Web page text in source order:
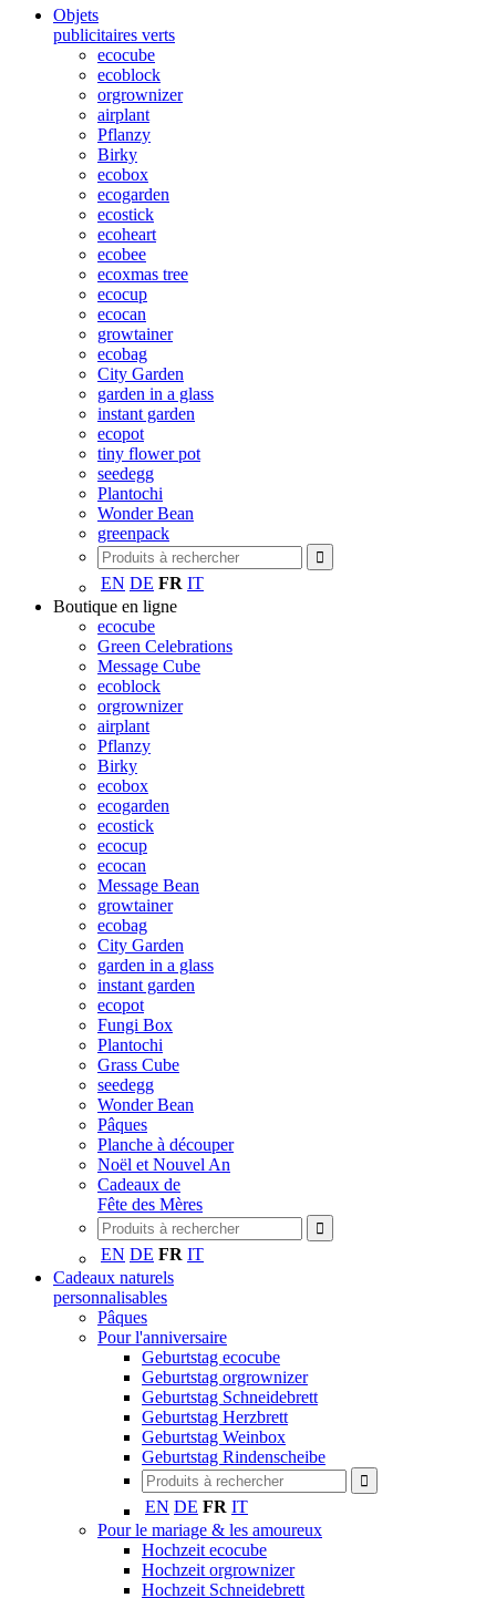
Objets
publicitaires verts
ecocube
ecoblock
orgrownizer
airplant
Pflanzy
Birky
ecobox
ecogarden
ecostick
ecoheart
ecobee
ecoxmas tree
ecocup
ecocan
growtainer
ecobag
City Garden
garden in a glass
instant garden
ecopot
tiny flower pot
seedegg
Plantochi
Wonder Bean
greenpack
EN DE FR IT
Boutique en ligne
ecocube
Green Celebrations
Message Cube
ecoblock
orgrownizer
airplant
Pflanzy
Birky
ecobox
ecogarden
ecostick
ecocup
ecocan
Message Bean
growtainer
ecobag
City Garden
garden in a glass
instant garden
ecopot
Fungi Box
Plantochi
Grass Cube
seedegg
Wonder Bean
Pâques
Planche à découper
Noël et Nouvel An
Cadeaux de
Fête des Mères
EN DE FR IT
Cadeaux naturels
personnalisables
Pâques
Pour l'anniversaire
Geburtstag ecocube
Geburtstag orgrownizer
Geburtstag Schneidebrett
Geburtstag Herzbrett
Geburtstag Weinbox
Geburtstag Rindenscheibe
EN DE FR IT
Pour le mariage & les amoureux
Hochzeit ecocube
Hochzeit orgrownizer
Hochzeit Schneidebrett